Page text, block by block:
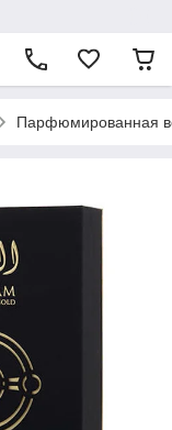
Парфюмированная